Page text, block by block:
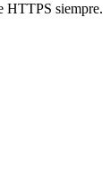
HTTPS siempre.